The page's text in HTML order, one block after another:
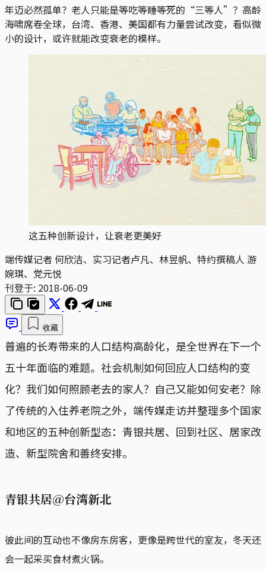
年迈必然孤单？老人只能是等吃等睡等死的“三等人”？高龄
海啸席卷全球，台湾、香港、美国都有力量尝试改变，看似微
小的设计，或许就能改变衰老的模样。
这五种创新设计，让衰老更美好
端传媒记者 何欣洁、实习记者卢凡、林昱帆、特约撰稿人 游
婉琪、党元悦
刊登于: 2018-06-09
收藏
普遍的长寿带来的人口结构高龄化，是全世界在下一个
五十年面临的难题。社会机制如何回应人口结构的变
化？我们如何照顾老去的家人？自己又能如何安老？除
了传统的入住养老院之外，端传媒走访并整理多个国家
和地区的五种创新型态：青银共居、回到社区、居家改
造、新型院舍和善终安排。
青银共居@台湾新北
彼此间的互动也不像房东房客，更像是跨世代的室友，冬天还
会一起采买食材煮火锅。